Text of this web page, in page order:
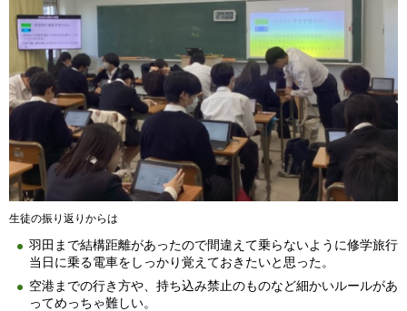
生徒の振り返りからは
羽田まで結構距離があったので間違えて乗らないように修学旅行
当日に乗る電車をしっかり覚えておきたいと思った。
空港までの行き方や、持ち込み禁止のものなど細かいルールがあ
ってめっちゃ難しい。